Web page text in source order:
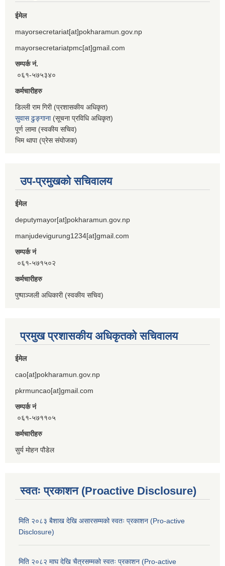
ईमेल
mayorsecretariat[at]pokharamun.gov.np
mayorsecretariatpmc[at]gmail.com
सम्पर्क नं.
०६१-५७५३४०
कर्मचारीहरु
डिल्ली राम गिरी (प्रशासकीय अधिकृत)
सुवास ढुङ्गाना(सूचना प्रविधि अधिकृत)
पूर्ण लामा (स्वकीय सचिव)
भिम थापा (प्रेस संयोजक)
उप-प्रमुखको सचिवालय
ईमेल
deputymayor[at]pokharamun.gov.np
manjudevigurung1234[at]gmail.com
सम्पर्क नं
०६१-५७१५०२
कर्मचारीहरु
पुष्पाञ्जली अधिकारी (स्वकीय सचिव)
प्रमुख प्रशासकीय अधिकृतको सचिवालय
ईमेल
cao[at]pokharamun.gov.np
pkrmuncao[at]gmail.com
सम्पर्क नं
०६१-५७११०५
कर्मचारीहरु
सुर्य मोहन पौडेल
स्वतः प्रकाशन (Proactive Disclosure)
मिति २०८३ बैशाख देखि असारसम्मको स्वतः प्रकाशन (Pro-active
Disclosure)
मिति २०८२ माघ देखि चैत्रसम्मको स्वतः प्रकाशन (Pro-active